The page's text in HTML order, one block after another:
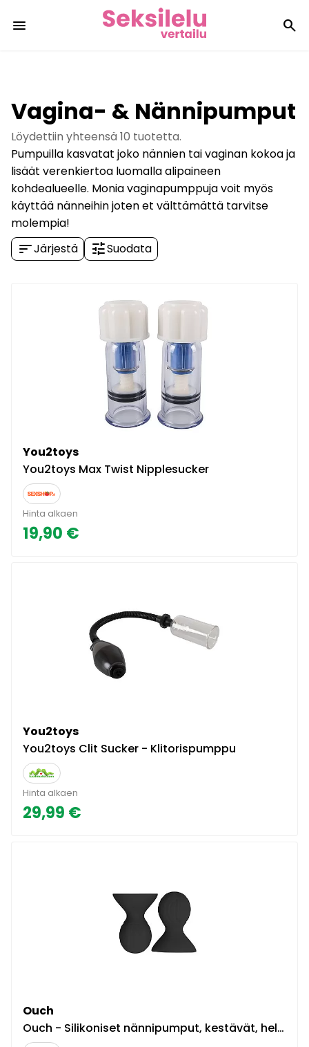
menu search
Vagina- & Nännipumput
Löydettiin yhteensä 10 tuotetta.
Pumpuilla kasvatat joko nännien tai vaginan kokoa ja
lisäät verenkiertoa luomalla alipaineen
kohdealueelle. Monia vaginapumppuja voit myös
käyttää nänneihin joten et välttämättä tarvitse
molempia!
sortJärjestä tuneSuodata
You2toys
You2toys Max Twist Nipplesucker
Hinta alkaen
19,90 €
You2toys
You2toys Clit Sucker - Klitorispumppu
Hinta alkaen
29,99 €
Ouch
Ouch - Silikoniset nännipumput, kestävät, helppokäyttöiset, silikoni, musta